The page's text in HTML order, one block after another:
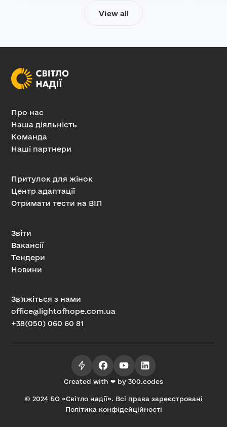
View all
Про нас
Наша діяльність
Команда
Наші партнери
Притулок для жінок
Центр адаптації
Отримати тести на ВІЛ
Звіти
Вакансії
Тендери
Новини
Зв'яжіться з нами
office@lightofhope.com.ua
+38(050) 060 60 81
© 2024 БО «Світло надії». Всі права зареєстровані
Політика конфідейційності
Created with ❤ by 300.codes